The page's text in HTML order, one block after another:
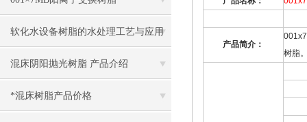
软化水设备树脂的水处理工艺与应用
领域
混床阴阳抛光树脂 产品介绍
*混床树脂产品价格
产品简介：
树脂